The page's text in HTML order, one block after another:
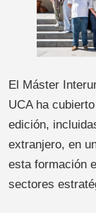
El Máster
UCA ha
edición,
extranjero, en
esta formación
sectores